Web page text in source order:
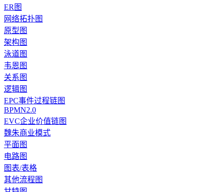
ER图
网络拓扑图
原型图
架构图
泳道图
韦恩图
关系图
逻辑图
EPC事件过程链图
BPMN2.0
EVC企业价值链图
魏朱商业模式
平面图
电路图
图表/表格
其他流程图